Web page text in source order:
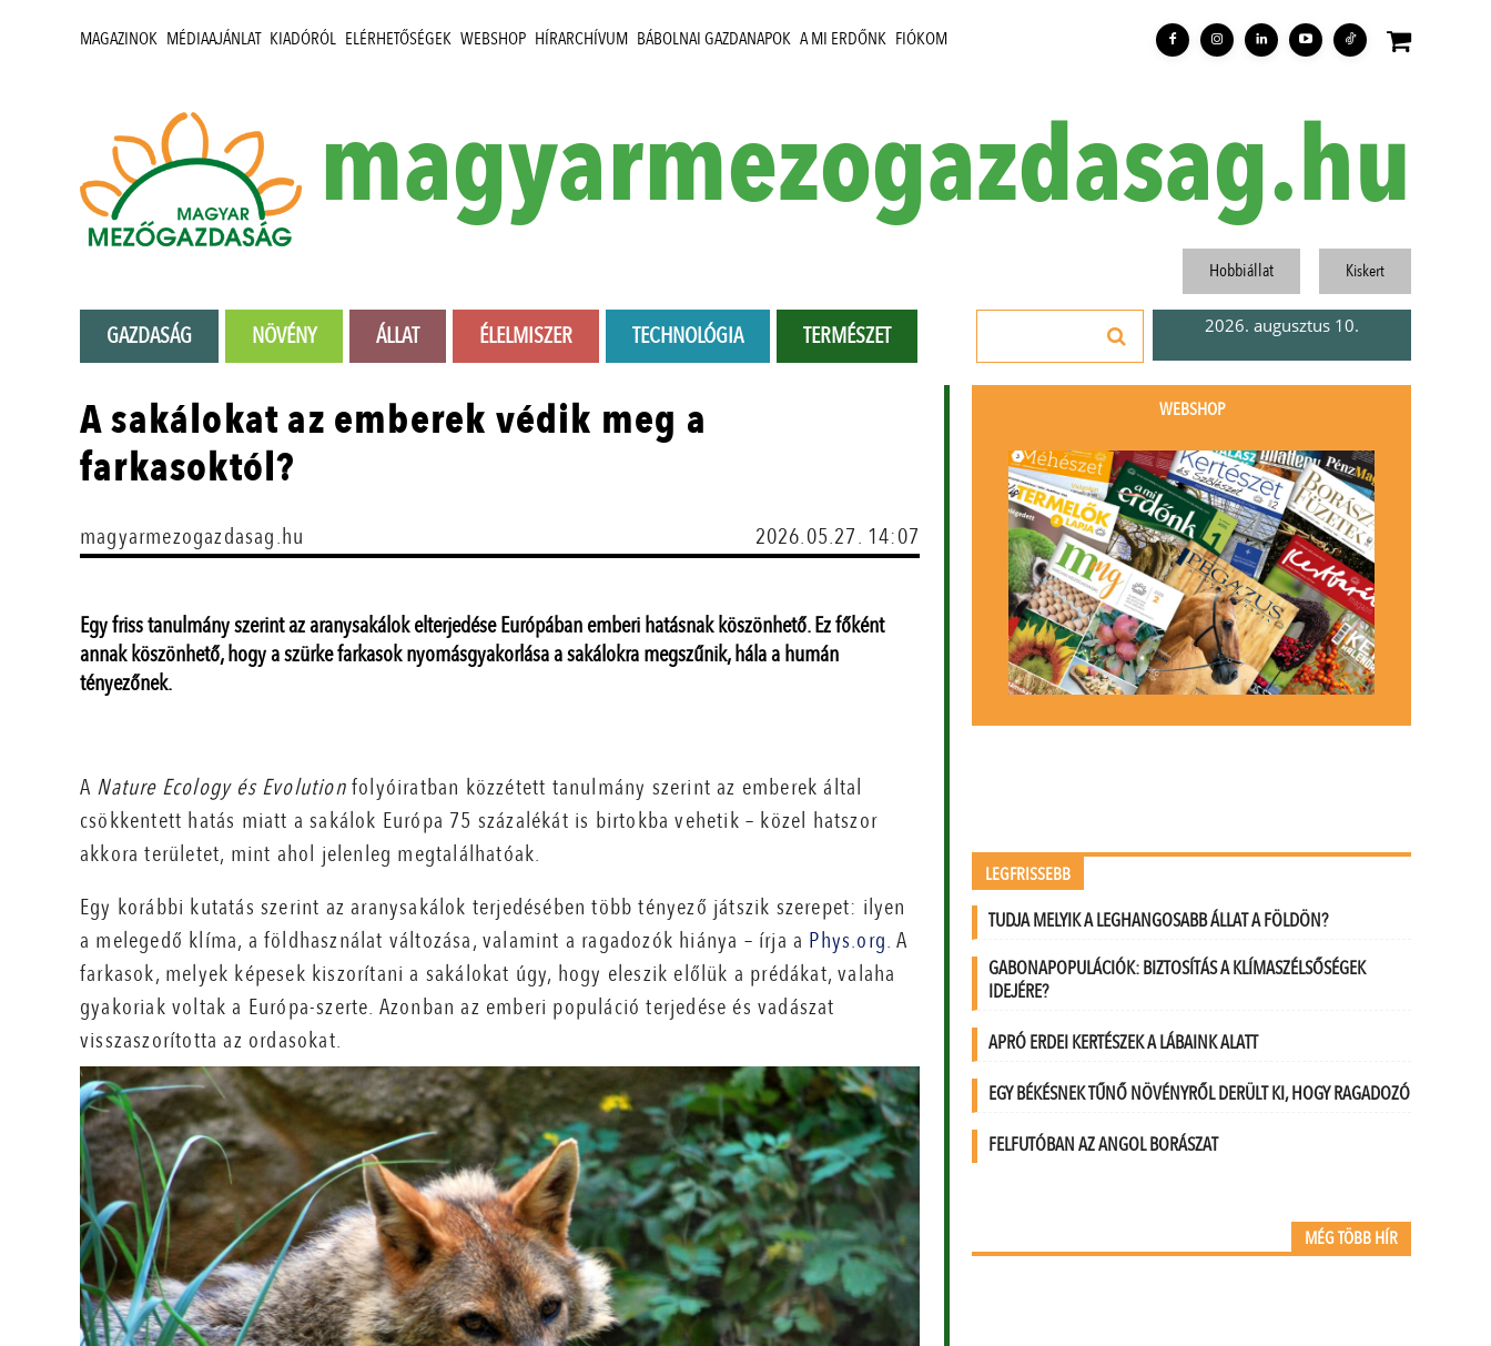
MAGAZINOK MÉDIAAJÁNLAT KIADÓRÓL ELÉRHETŐSÉGEK WEBSHOP HÍRARCHÍVUM BÁBOLNAI GAZDANAPOK A MI ERDŐNK FIÓKOM
magyarmezogazdasag.hu
GAZDASÁG NÖVÉNY ÁLLAT ÉLELMISZER TECHNOLÓGIA TERMÉSZET
Hobbiállat Kiskert
2026. augusztus 10.
A sakálokat az emberek védik meg a
farkasoktól?
magyarmezogazdasag.hu 2026.05.27. 14:07
Egy friss tanulmány szerint az aranysakálok elterjedése Európában emberi hatásnak köszönhető. Ez főként
annak köszönhető, hogy a szürke farkasok nyomásgyakorlása a sakálokra megszűnik, hála a humán
tényezőnek.
A Nature Ecology és Evolutionfolyóiratban közzétett tanulmány szerint az emberek által
csökkentett hatás miatt a sakálok Európa 75 százalékát is birtokba vehetik – közel hatszor
akkora területet, mint ahol jelenleg megtalálhatóak.
Egy korábbi kutatás szerint az aranysakálok terjedésében több tényező játszik szerepet: ilyen
a melegedő klíma, a földhasználat változása, valamint a ragadozók hiánya – írja a Phys.org. A
farkasok, melyek képesek kiszorítani a sakálokat úgy, hogy eleszik előlük a prédákat, valaha
gyakoriak voltak a Európa-szerte. Azonban az emberi populáció terjedése és vadászat
visszaszorította az ordasokat.
WEBSHOP
LEGFRISSEBB
TUDJA MELYIK A LEGHANGOSABB ÁLLAT A FÖLDÖN?
GABONAPOPULÁCIÓK: BIZTOSÍTÁS A KLÍMASZÉLSŐSÉGEK
IDEJÉRE?
APRÓ ERDEI KERTÉSZEK A LÁBAINK ALATT
EGY BÉKÉSNEK TŰNŐ NÖVÉNYRŐL DERÜLT KI, HOGY RAGADOZÓ
FELFUTÓBAN AZ ANGOL BORÁSZAT
MÉG TÖBB HÍR